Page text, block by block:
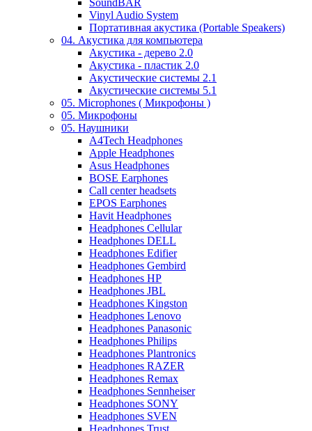
SoundBAR
Vinyl Audio System
Портативная акустика (Portable Speakers)
04. Акустика для компьютера
Акустика - дерево 2.0
Акустика - пластик 2.0
Акустические системы 2.1
Акустические системы 5.1
05. Microphones ( Микрофоны )
05. Микрофоны
05. Наушники
A4Tech Headphones
Apple Headphones
Asus Headphones
BOSE Earphones
Call center headsets
EPOS Earphones
Havit Headphones
Headphones Cellular
Headphones DELL
Headphones Edifier
Headphones Gembird
Headphones HP
Headphones JBL
Headphones Kingston
Headphones Lenovo
Headphones Panasonic
Headphones Philips
Headphones Plantronics
Headphones RAZER
Headphones Remax
Headphones Sennheiser
Headphones SONY
Headphones SVEN
Headphones Trust